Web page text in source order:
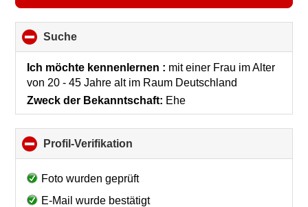
Suche
to
collapse
contents
Ich möchte kennenlernen : mit einer Frau im Alter
von 20 - 45 Jahre alt im Raum Deutschland
Zweck der Bekanntschaft: Ehe
Profil-Verifikation
to
contents
Foto wurden geprüft
E-Mail wurde bestätigt